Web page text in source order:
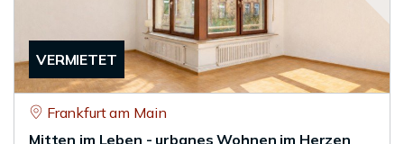
VERMIETET
Frankfurt am Main
Mitten im Leben - urbanes Wohnen im Herzen